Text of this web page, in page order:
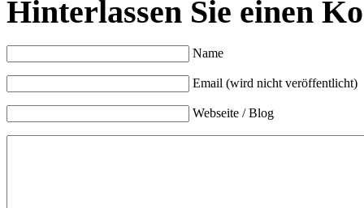
Hinterlassen Sie einen
Name
Email (wird nicht veröffentlicht)
Webseite / Blog